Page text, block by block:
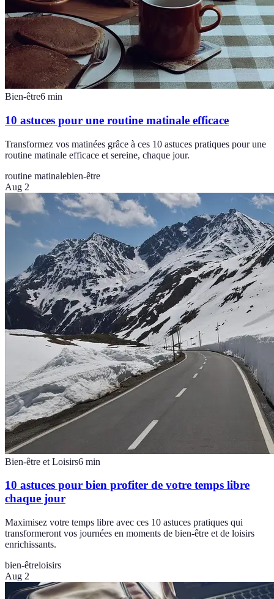
Bien-être6 min
10 astuces pour une routine matinale efficace
Transformez vos matinées grâce à ces 10 astuces pratiques pour une
routine matinale efficace et sereine, chaque jour.
routine matinalebien-être
Aug 2
Bien-être et Loisirs6 min
10 astuces pour bien profiter de votre temps libre
chaque jour
Maximisez votre temps libre avec ces 10 astuces pratiques qui
transformeront vos journées en moments de bien-être et de loisirs
enrichissants.
bien-êtreloisirs
Aug 2